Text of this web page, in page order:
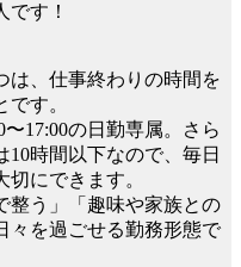
です！
は、仕事終わりの時間を
す。
17:00の日勤専属。さら
時間以下なので、毎日
にできます。
整う」「趣味や家族との
々を過ごせる勤務形態で